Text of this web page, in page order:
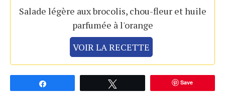
Salade légère aux brocolis, chou-fleur et huile
parfumée à l'orange
VOIR LA RECETTE
Save